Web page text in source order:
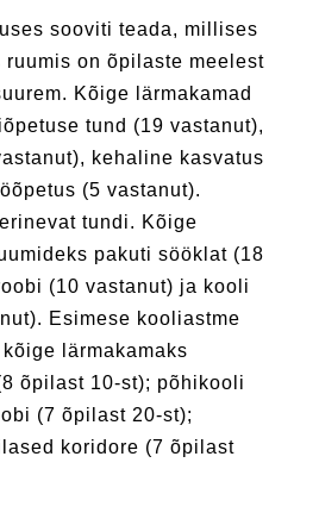
sooviti teada, millises
on õpilaste meelest
Kõige lärmakamad
tund (19 vastanut),
kehaline kasvatus
(5 vastanut).
tundi. Kõige
pakuti sööklat (18
(10 vastanut) ja kooli
Esimese kooliastme
lärmakamaks
õpilast 10-st); põhikooli
(7 õpilast 20-st);
koridore (7 õpilast